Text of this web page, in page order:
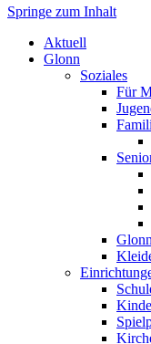
Markt
Springe zum Inhalt
Aktuell
Glonn
Soziales
Für